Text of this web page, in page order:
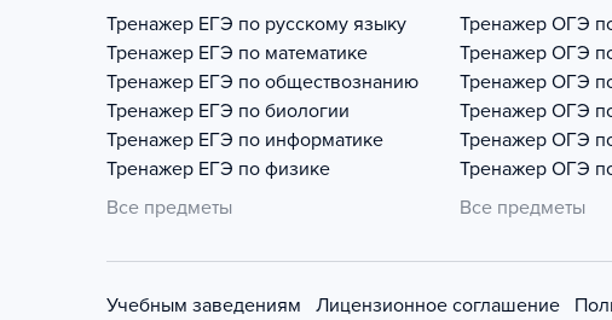
Тренажер ЕГЭ по русскому языку
Тренажер ЕГЭ по математике
Тренажер ЕГЭ по обществознанию
Тренажер ЕГЭ по биологии
Тренажер ЕГЭ по информатике
Тренажер ЕГЭ по физике
Все предметы
Тренажер ОГЭ
Тренажер ОГЭ
Тренажер ОГЭ
Тренажер ОГЭ
Тренажер ОГЭ
Тренажер ОГЭ
Все предметы
Учебным заведениям Лицензионное соглашение